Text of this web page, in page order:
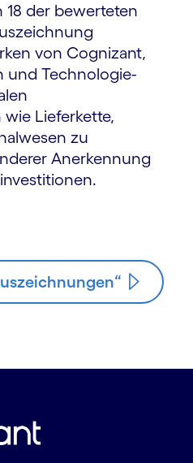
der bewerteten
von Cognizant,
und Technologie-
Lieferkette,
zu
Anerkennung